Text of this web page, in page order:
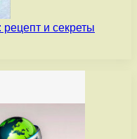
рецепт и секреты